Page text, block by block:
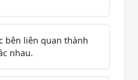
bên liên quan thành
nhau.